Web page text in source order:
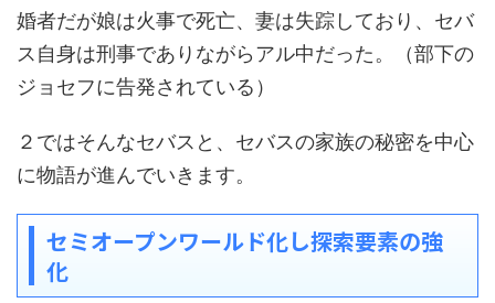
婚者だが娘は火事で死亡、妻は失踪しており、セバ
ス自身は刑事でありながらアル中だった。（部下の
ジョセフに告発されている）
２ではそんなセバスと、セバスの家族の秘密を中心
に物語が進んでいきます。
セミオープンワールド化し探索要素の強
化